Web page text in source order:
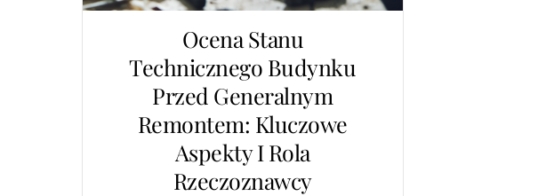
Ocena Stanu
Technicznego Budynku
Przed Generalnym
Remontem: Kluczowe
Aspekty I Rola
Rzeczoznawcy